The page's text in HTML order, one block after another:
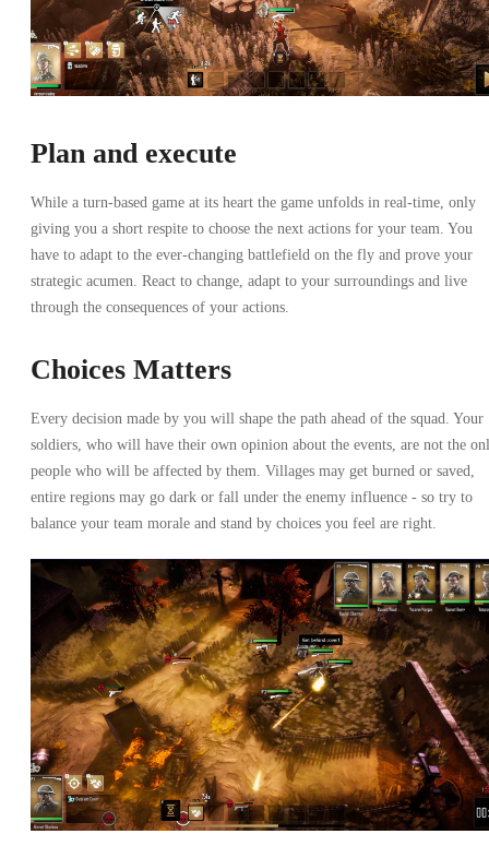
Plan and execute
While a turn-based game at its heart the game unfolds in real-time, only
giving you a short respite to choose the next actions for your team. You
have to adapt to the ever-changing battlefield on the fly and prove your
strategic acumen. React to change, adapt to your surroundings and live
through the consequences of your actions.
Choices Matters
Every decision made by you will shape the path ahead of the squad. Your
soldiers, who will have their own opinion about the events, are not the
people who will be affected by them. Villages may get burned or saved,
entire regions may go dark or fall under the enemy influence - so try to
balance your team morale and stand by choices you feel are right.